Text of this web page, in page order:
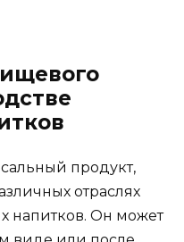
продукт,
отраслях
напитков. Он может